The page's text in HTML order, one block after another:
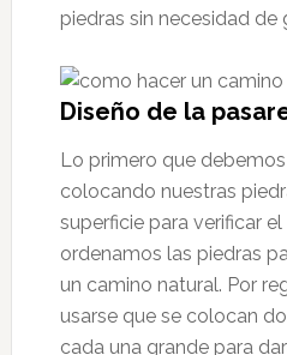
piedras sin necesidad de
Diseño de la
Lo primero que
colocando nuestras
superficie para verificar
ordenamos las piedras
un camino natural. Por
usarse que se colocan
cada una grande para